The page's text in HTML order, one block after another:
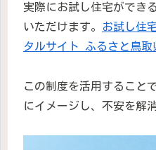
実際にお試し住宅ができ
いただけます。
お試し住
タルサイト ふるさと鳥取
この制度を活用すること
にイメージし、不安を解